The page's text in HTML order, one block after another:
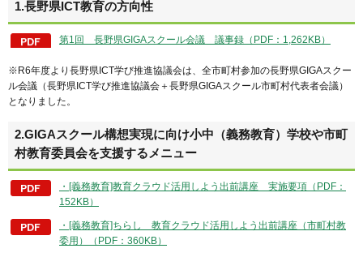
1.長野県ICT教育の方向性
第1回 長野県GIGAスクール会議 議事録（PDF：1,262KB）
※R6年度より長野県ICT学び推進協議会は、全市町村参加の長野県GIGAスクー
ル会議（長野県ICT学び推進協議会＋長野県GIGAスクール市町村代表者会議）
となりました。
2.GIGAスクール構想実現に向け小中（義務教育）学校や市町
村教育委員会を支援するメニュー
・[義務教育]教育クラウド活用しよう出前講座 実施要項（PDF：
152KB）
・[義務教育]ちらし 教育クラウド活用しよう出前講座（市町村教
委用）（PDF：360KB）